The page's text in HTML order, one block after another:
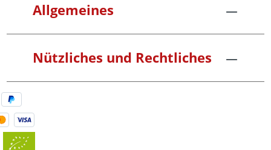
Allgemeines
Nützliches und Rechtliches